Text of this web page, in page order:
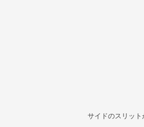
サイドのスリッ